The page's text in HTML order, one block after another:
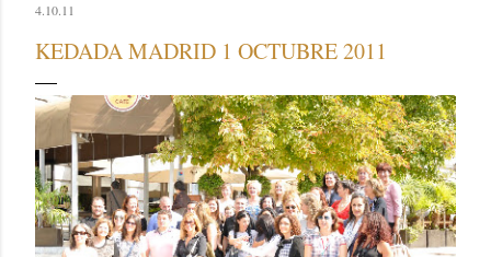
4.10.11
KEDADA MADRID 1 OCTUBRE 2011